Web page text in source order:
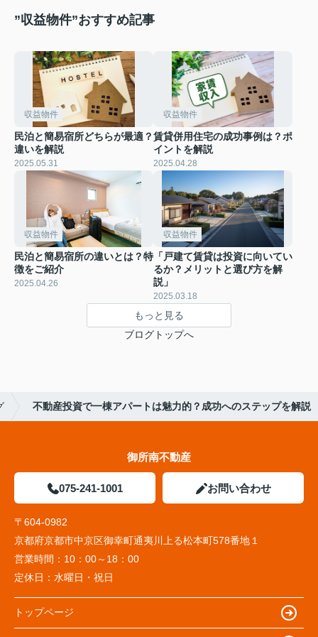
”収益物件”おすすめ記事
収益物件
民泊と簡易宿所どちらが最適？
違いを解説
2025.05.31
収益物件
賃貸併用住宅の成功事例は？ポ
イントを解説
2025.04.28
収益物件
民泊と簡易宿所の違いとは？特
徴をご紹介
2025.04.26
収益物件
「戸建て賃貸は投資に向いてい
るか？メリットと選び方を解
説」
2025.03.18
もっと見る
ブログトップへ
不動産投資で一棟アパートは魅力的？成功へのステップを解説
御所南不動産
075-241-1001 お問い合わせ
〒604-0982
京都府京都市中京区御幸町通夷川上る松本町578番地１
営業時間： 10：00～18：00
定休日： 水曜日・祝日
トップページ